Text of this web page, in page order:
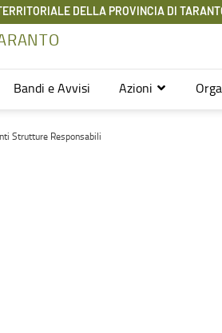
DELLA PROVINCIA DI
Bandi e Avvisi Azioni
Strutture Responsabili